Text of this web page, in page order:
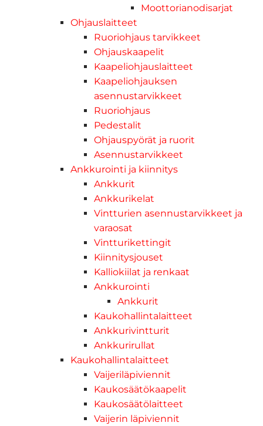
Moottorianodisarjat
Ohjauslaitteet
Ruoriohjaus tarvikkeet
Ohjauskaapelit
Kaapeliohjauslaitteet
Kaapeliohjauksen
asennustarvikkeet
Ruoriohjaus
Pedestalit
Ohjauspyörät ja ruorit
Asennustarvikkeet
Ankkurointi ja kiinnitys
Ankkurit
Ankkurikelat
Vintturien asennustarvikkeet ja
varaosat
Vintturikettingit
Kiinnitysjouset
Kalliokiilat ja renkaat
Ankkurointi
Ankkurit
Kaukohallintalaitteet
Ankkurivintturit
Ankkurirullat
Kaukohallintalaitteet
Vaijeriläpiviennit
Kaukosäätökaapelit
Kaukosäätölaitteet
Vaijerin läpiviennit